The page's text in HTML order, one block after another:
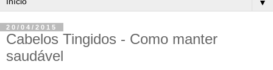
▼
20/04/2015
Cabelos Tingidos - Como manter
saudável